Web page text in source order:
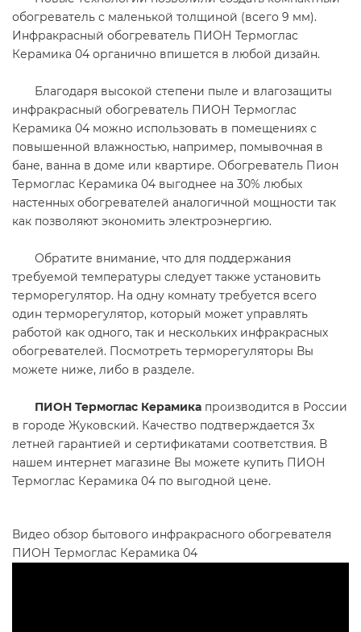
обогреватель с маленькой толщиной (всего 9 мм).
Инфракрасный обогреватель ПИОН Термоглас
Керамика 04 органично впишется в любой дизайн.
Благодаря высокой степени пыле и влагозащиты
инфракрасный обогреватель ПИОН Термоглас
Керамика 04 можно использовать в помещениях с
повышенной влажностью, например, помывочная в
бане, ванна в доме или квартире. Обогреватель Пион
Термоглас Керамика 04 выгоднее на 30% любых
настенных обогревателей аналогичной мощности так
как позволяют экономить электроэнергию.
Обратите внимание, что для поддержания
требуемой температуры следует также установить
терморегулятор. На одну комнату требуется всего
один терморегулятор, который может управлять
работой как одного, так и нескольких инфракрасных
обогревателей. Посмотреть терморегуляторы Вы
можете ниже, либо в разделе.
ПИОН Термоглас Керамика производится в России
в городе Жуковский. Качество подтверждается 3х
летней гарантией и сертификатами соответствия. В
нашем интернет магазине Вы можете купить ПИОН
Термоглас Керамика 04 по выгодной цене.
Видео обзор бытового инфракрасного обогревателя
ПИОН Термоглас Керамика 04